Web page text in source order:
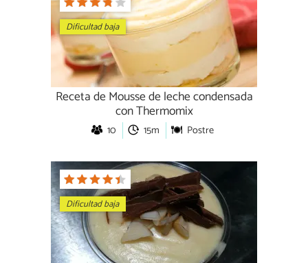
Dificultad baja
Receta de Mousse de leche condensada
con Thermomix
10 15m Postre
Dificultad baja